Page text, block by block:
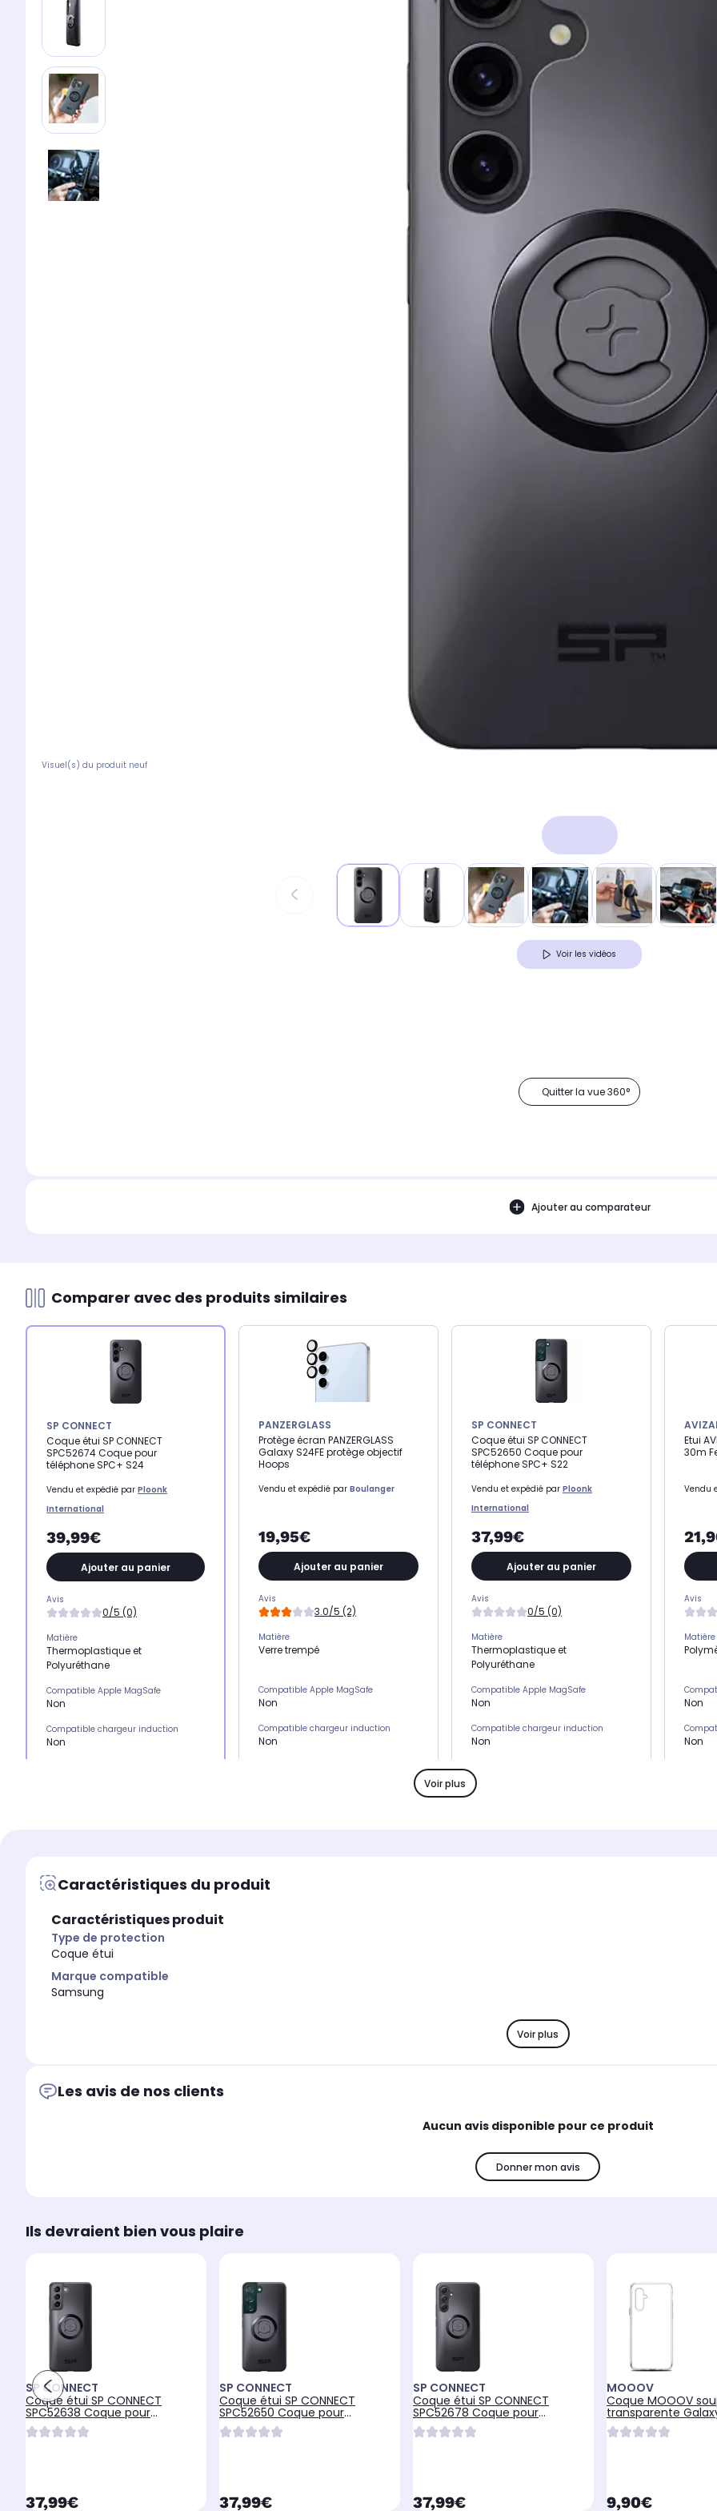
Visuel(s) du produit neuf
Voir les vidéos
Quitter la vue 360°
Ajouter au comparateur
Comparer avec des produits similaires
SP CONNECT
Coque étui SP CONNECT
SPC52674 Coque pour
téléphone SPC+ S24
Vendu et expédié par Ploonk
International
39,99€
Ajouter au panier
Avis
0/5 (0)
Matière
Thermoplastique et
Polyuréthane
Compatible Apple MagSafe
Non
Compatible chargeur induction
Non
Modèle compatible 1
Samsung Galaxy S24
Coloris extérieur
Noir
PANZERGLASS
Protège écran PANZERGLASS
Galaxy S24FE protège objectif
Hoops
Vendu et expédié par Boulanger
19,95€
Ajouter au panier
Avis
3.0/5 (2)
Matière
Verre trempé
Compatible Apple MagSafe
Non
Compatible chargeur induction
Non
Modèle compatible 1
SP CONNECT
Coque étui SP CONNECT
SPC52650 Coque pour
téléphone SPC+ S22
Vendu et expédié par Ploonk
International
37,99€
Ajouter au panier
Avis
0/5 (0)
Matière
Thermoplastique et
Polyuréthane
Compatible Apple MagSafe
Non
Compatible chargeur induction
Non
Non
Etui
30m
Vendu
Avis
Matière
Non
Non
Voir plus
Caractéristiques du produit
Caractéristiques produit
Type de protection
Coque étui
Marque compatible
Samsung
Voir plus
Les avis de nos clients
Aucun avis disponible pour ce produit
Donner mon avis
Ils devraient bien vous plaire
SP CONNECT
Coque étui SP CONNECT
SPC52638 Coque pour
téléphone SPC+ S21
currentPrice
37,99€
SP CONNECT
Coque étui SP CONNECT
SPC52650 Coque pour
téléphone SPC+ S22
currentPrice
37,99€
SP CONNECT
Coque étui SP CONNECT
SPC52678 Coque pour
téléphone SPC+ A54
currentPrice
37,99€
MOOOV
Coque MOOOV
transparente
currentPrice
9,90€